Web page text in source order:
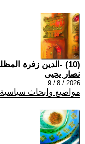
(10) -الدين زفرة المظلوم وشهقة المكلوم-[1]
نصار يحيى
2026 / 8 / 9
مواضيع وابحاث سياسية